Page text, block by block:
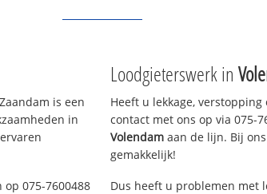
is een
in
075-7600488
Loodgieterswerk in
Heeft u lekkage,
contact met ons op via 075-
Volendam aan de lijn. Bij
gemakkelijk!
Dus heeft u problemen met